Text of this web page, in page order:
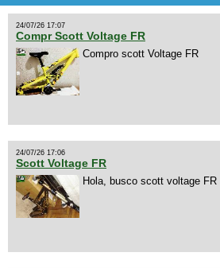
24/07/26 17:07
Compr Scott Voltage FR
Compro scott Voltage FR
24/07/26 17:06
Scott Voltage FR
Hola, busco scott voltage FR